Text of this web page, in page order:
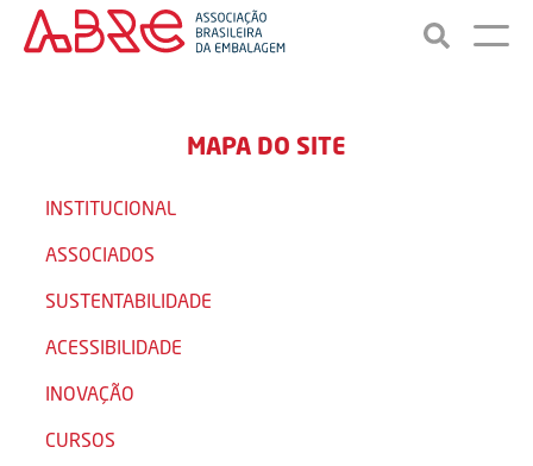
MAPA DO SITE
INSTITUCIONAL
ASSOCIADOS
SUSTENTABILIDADE
ACESSIBILIDADE
INOVAÇÃO
CURSOS